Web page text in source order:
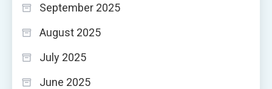
September 2025
August 2025
July 2025
June 2025